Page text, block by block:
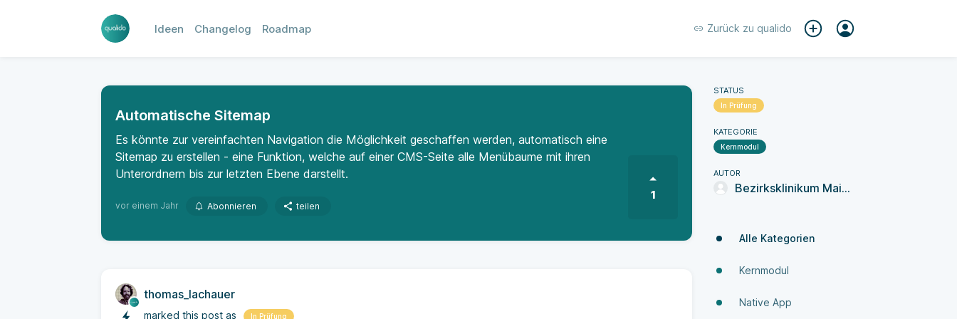
Ideen Changelog Roadmap Zurück zu qualido
Automatische Sitemap
Es könnte zur vereinfachten Navigation die Möglichkeit geschaffen werden, automatisch eine
Sitemap zu erstellen - eine Funktion, welche auf einer CMS-Seite alle Menübaume mit ihren
Unterordnern bis zur letzten Ebene darstellt.
vor einem Jahr Abonnieren teilen
1
thomas_lachauer
marked this post as In Prüfung
STATUS
In Prüfung
KATEGORIE
Kernmodul
AUTOR
Bezirksklinikum Mainkofen
Alle Kategorien
Kernmodul
Native App